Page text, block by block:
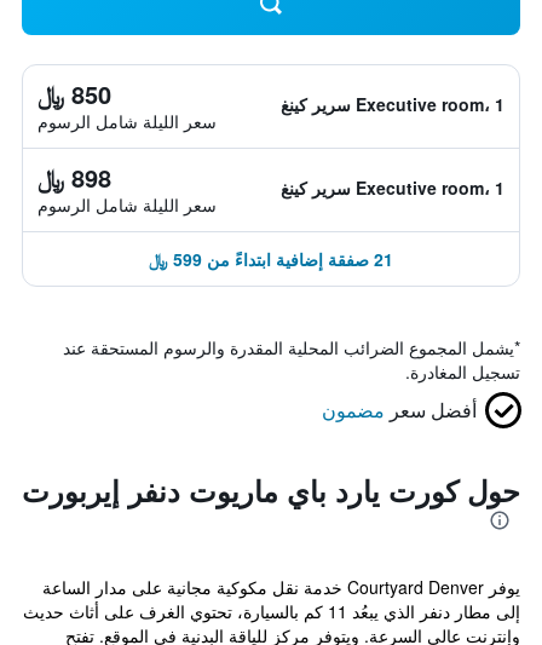
Executive room، 1 سرير كينغ 850 ﷼
سعر الليلة شامل الرسوم
Executive room، 1 سرير كينغ 898 ﷼
سعر الليلة شامل الرسوم
21 صفقة إضافية ابتداءً من 599 ﷼
*يشمل المجموع الضرائب المحلية المقدرة والرسوم المستحقة عند
تسجيل المغادرة.
أفضل سعر مضمون
حول كورت يارد باي ماريوت دنفر إيربورت
يوفر Courtyard Denver خدمة نقل مكوكية مجانية على مدار الساعة
إلى مطار دنفر الذي يبعُد 11 كم بالسيارة، تحتوي الغرف على أثاث حديث
وإنترنت عالي السرعة. ويتوفر مركز للياقة البدنية في الموقع. تفتح